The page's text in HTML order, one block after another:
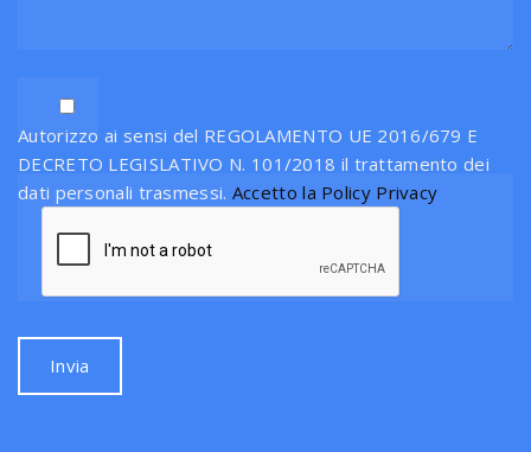
Autorizzo ai sensi del REGOLAMENTO UE 2016/679 E
DECRETO LEGISLATIVO N. 101/2018 il trattamento dei
dati personali trasmessi. Accetto la Policy Privacy